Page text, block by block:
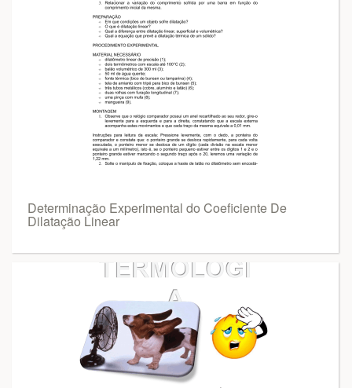
Determinação Experimental do Coeficiente De
Dilatação Linear